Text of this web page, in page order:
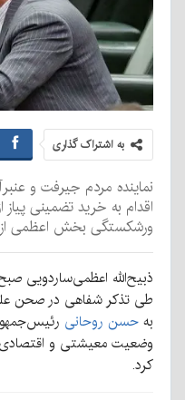
به اشتراک گذاری
نماینده مردم جیرفت و
اقدام به خرید تضمینی پیاز
ورشکستگی بخش اعظمی از
ذبیح‌الله اعظمی‌ساردویی
طی تذکر شفاهی در صحن
به حسن روحانی
وضعیت معیشتی و اقتصادی
کرد.